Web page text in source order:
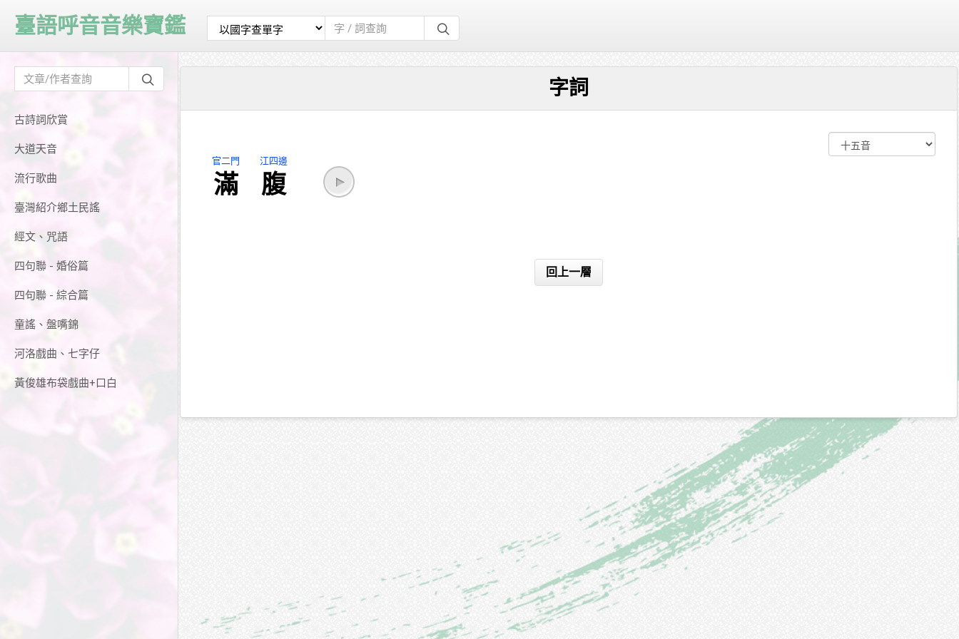
古詩詞欣賞
大道天音
流行歌曲
臺灣紹介鄉土民謠
經文、咒語
四句聯 - 婚俗篇
四句聯 - 綜合篇
童謠、盤嘴錦
河洛戲曲、七字仔
黃俊雄布袋戲曲+口白
臺語呼音音樂寶鑑
字詞
官二門
滿
江四邊
腹
回上一層